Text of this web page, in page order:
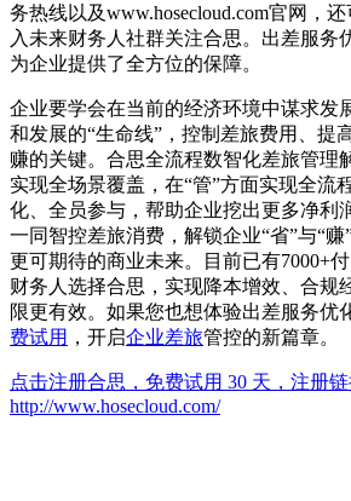
务热线以及www.hosecloud.com官网，
入未来财务人社群关注合思。出差服务
为企业提供了全方位的保障。
企业要学会在当前的经济环境中谋求发
和发展的“生命线”，控制差旅费用、提
赚的关键。合思全流程数智化差旅管理
实现全场景覆盖，在“管”方面实现全流
化、全员参与，帮助企业挖出更多净利
一同智控差旅消费，解锁企业“省”与“
更可期待的商业未来。目前已有7000+
财务人选择合思，实现降本增效、合规
限更有效。如果您也想体验出差服务优
费试用 ，开启企业差旅管控的新篇章。
点击注册合思，免费试用 30 天，注册链
http://www.hosecloud.com/